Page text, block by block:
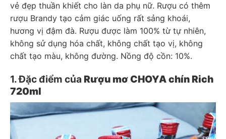
vẻ đẹp thuần khiết cho làn da phụ nữ. Rượu có thêm
rượu Brandy tạo cảm giác uống rất sảng khoái,
hương vị đậm đà. Rượu được làm 100% từ tự nhiên,
không sử dụng hóa chất, không chất tạo vị, không
chất tạo màu, không đường. Nồng độ cồn: 10%.
1. Đặc điểm của Rượu mơ CHOYA chín Rich
720ml